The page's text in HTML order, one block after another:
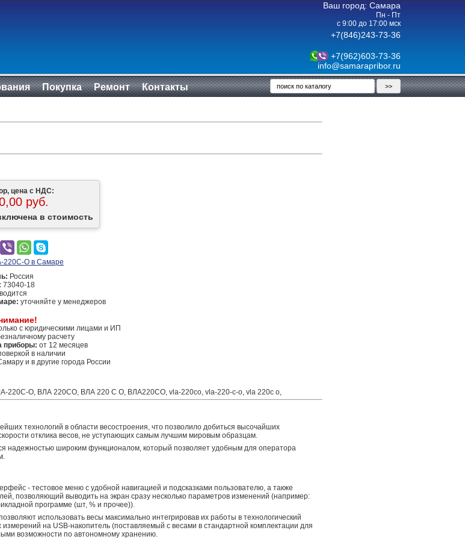
Ваш город: Самара
Пн - Пт
с 9:00 до 17:00 мск
+7(846)243-73-36
+7(962)603-73-36
info@samarapribor.ru
Покупка Ремонт Контакты
цена с НДС:
руб.
в стоимость
220С-О в Самаре
Россия
73040-18
уточняйте у менеджеров
с юридическими лицами и ИП
расчету
приборы: от 12 месяцев
в наличии
и в другие города России
О, ВЛА 220CО, ВЛА 220 C О, ВЛА220CО, vla-220co, vla-220-c-o, vla 220c o,
технологий в области весостроения, что позволило добиться высочайших
отклика весов, не уступающих самым лучшим мировым образцам.
широким функционалом, который позволяет удобным для оператора
- тестовое меню с удобной навигацией и подсказками пользователю, а также
позволяющий выводить на экран сразу несколько параметров изменений (например:
программе (шт, % и прочее)).
использовать весы максимально интегрировав их работы в технологический
на USB-накопитель (поставляемый с весами в стандартной комплектации для
возможности по автономному хранению.